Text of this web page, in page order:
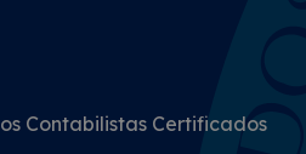
Contabilistas Certificados